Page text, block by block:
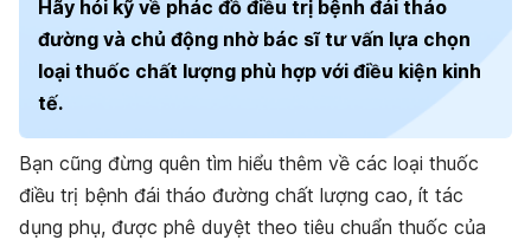
Hãy hỏi kỹ về phác đồ điều trị bệnh đái tháo
đường và chủ động nhờ bác sĩ tư vấn lựa chọn
loại thuốc chất lượng phù hợp với điều kiện kinh
tế.
Bạn cũng đừng quên tìm hiểu thêm về các loại thuốc
điều trị bệnh đái tháo đường chất lượng cao, ít tác
dụng phụ, được phê duyệt theo tiêu chuẩn thuốc của